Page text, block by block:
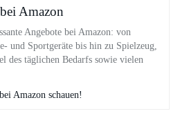
Amazon
Angebote bei Amazon: von
und Sportgeräte bis hin zu Spielzeug,
des täglichen Bedarfs sowie vielen